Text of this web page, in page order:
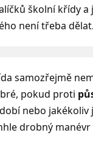
školní křídy
není třeba dělat.
samozřejmě
pokud proti
nebo jakékoliv
drobný